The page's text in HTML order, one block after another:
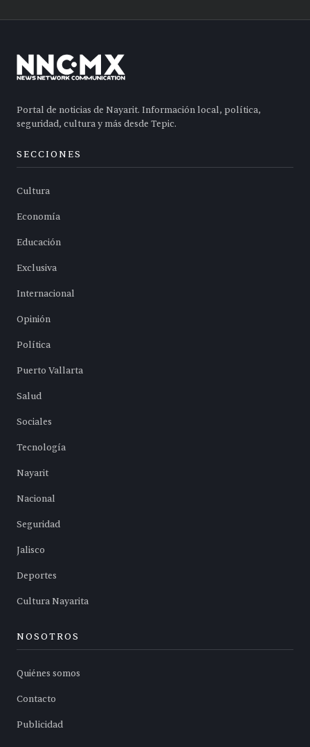
Portal de noticias de Nayarit. Información local, política,
seguridad, cultura y más desde Tepic.
SECCIONES
Cultura
Economía
Educación
Exclusiva
Internacional
Opinión
Política
Puerto Vallarta
Salud
Sociales
Tecnología
Nayarit
Nacional
Seguridad
Jalisco
Deportes
Cultura Nayarita
NOSOTROS
Quiénes somos
Contacto
Publicidad